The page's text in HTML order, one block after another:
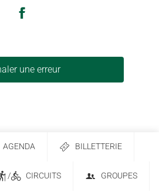
une erreur
AGENDA BILLETTERIE
/ CIRCUITS GROUPES